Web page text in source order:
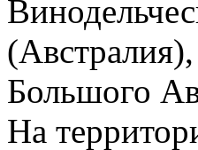
Большого
На